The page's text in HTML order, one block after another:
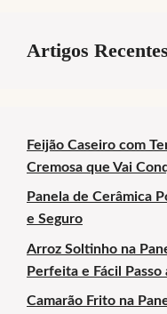
Artigos Recentes
Feijão Caseiro com
Cremosa que Vai
Panela de Cerâmica
e Seguro
Arroz Soltinho na
Perfeita e Fácil Passo
Camarão Frito na